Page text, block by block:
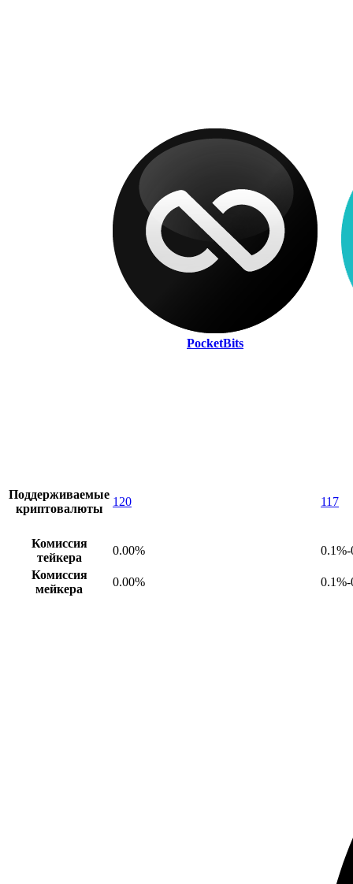
PocketBits
Поддерживаемые
криптовалюты
120 117
Комиссия
тейкера
0.00%
Комиссия
мейкера
0.00%